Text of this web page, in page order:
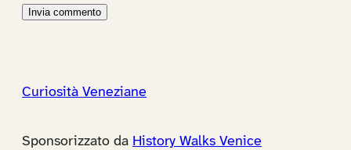
Curiosità Veneziane
Sponsorizzato da History Walks Venice